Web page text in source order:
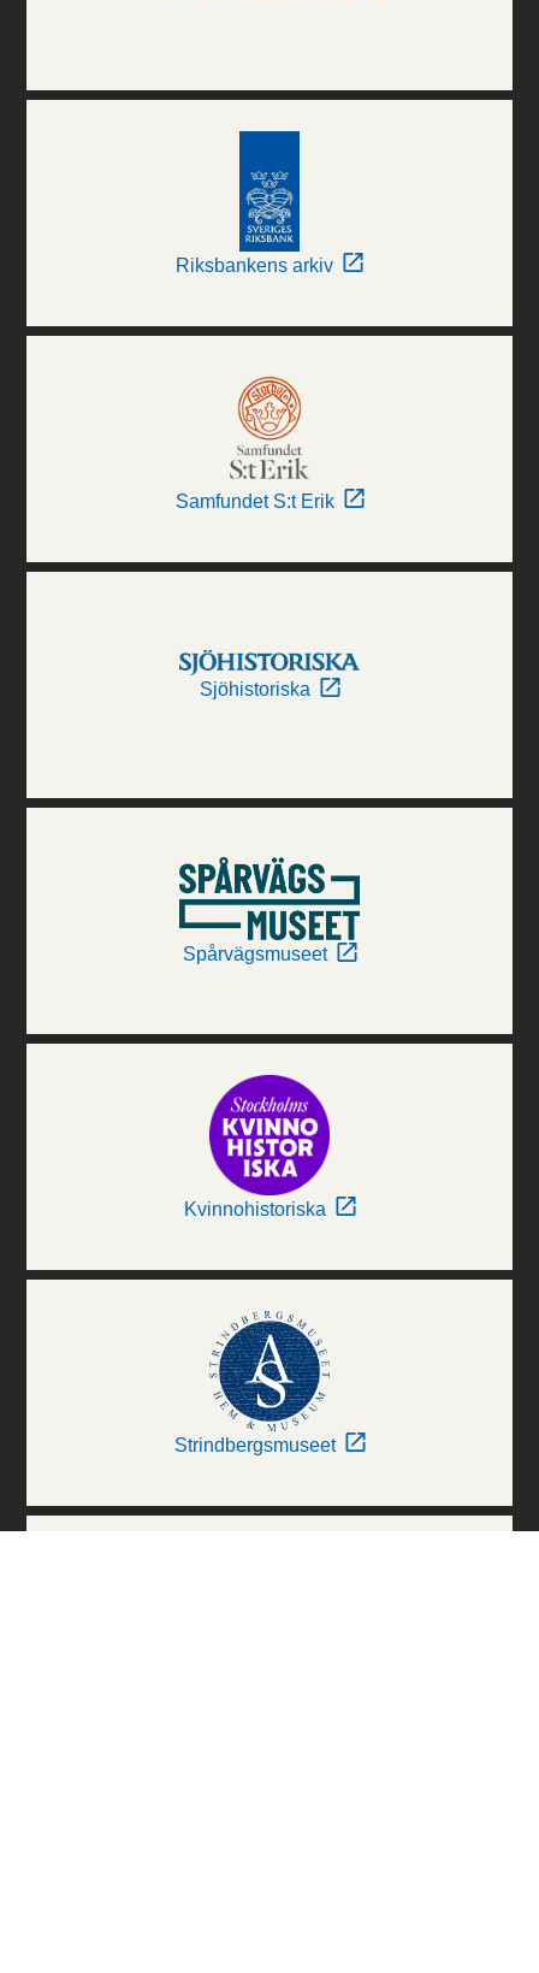
Riksbankens arkiv
Samfundet S:t Erik
Sjöhistoriska
Spårvägsmuseet
Kvinnohistoriska
Strindbergsmuseet